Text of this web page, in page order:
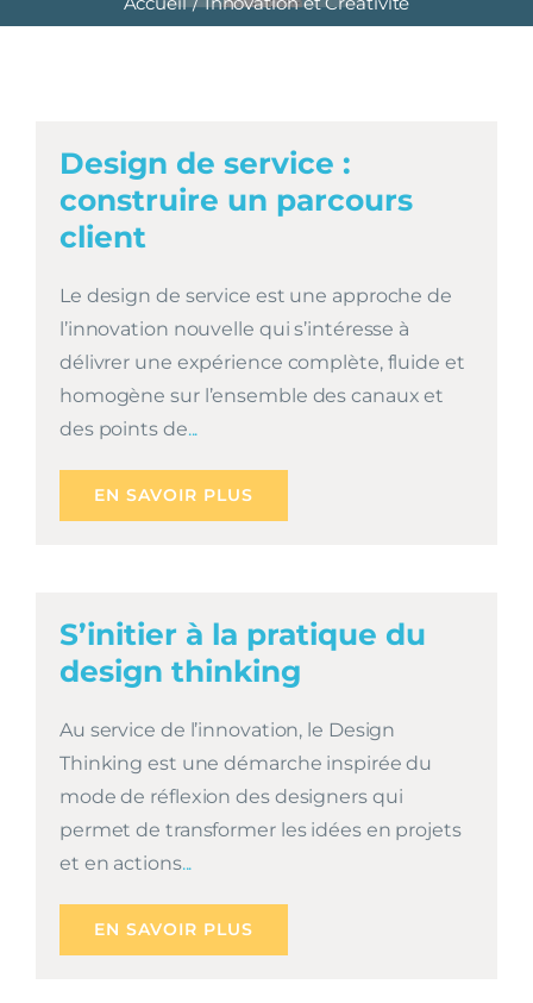
Design de service :
construire un parcours
client
Le design de service est une approche de
l’innovation nouvelle qui s’intéresse à
délivrer une expérience complète, fluide et
homogène sur l’ensemble des canaux et
des points de...
EN SAVOIR PLUS
S’initier à la pratique du
design thinking
Au service de l’innovation, le Design
Thinking est une démarche inspirée du
mode de réflexion des designers qui
permet de transformer les idées en projets
et en actions...
EN SAVOIR PLUS